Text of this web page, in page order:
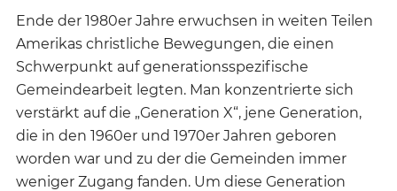
Ende der 1980er Jahre erwuchsen in weiten Teilen
Amerikas christliche Bewegungen, die einen
Schwerpunkt auf generationsspezifische
Gemeindearbeit legten. Man konzentrierte sich
verstärkt auf die „Generation X“, jene Generation,
die in den 1960er und 1970er Jahren geboren
worden war und zu der die Gemeinden immer
weniger Zugang fanden. Um diese Generation